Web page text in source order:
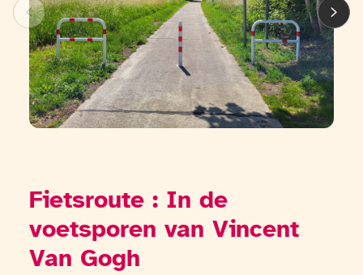
Fietsroute : In de
voetsporen van Vincent
Van Gogh